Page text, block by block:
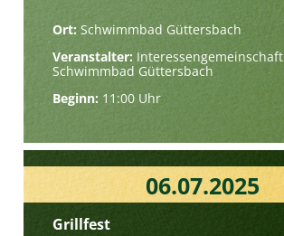
Ort: Schwimmbad Güttersbach
Veranstalter: Interessengemeinschaft
Schwimmbad Güttersbach
Beginn: 11:00 Uhr
06.07.2025
Grillfest